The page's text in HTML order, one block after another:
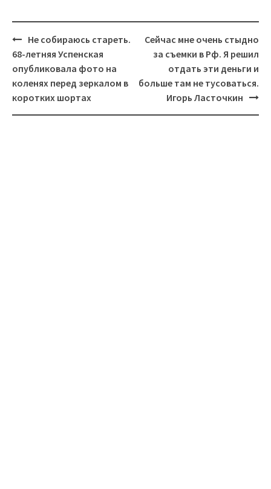
Навигация
Не собираюсь стареть.
68-летняя Успенская
опубликовала фото на
коленях перед зеркалом в
коротких шортах
Сейчас мне очень стыдно
за съемки в Рф. Я решил
отдать эти деньги и
больше там не тусоваться.
Игорь Ласточкин